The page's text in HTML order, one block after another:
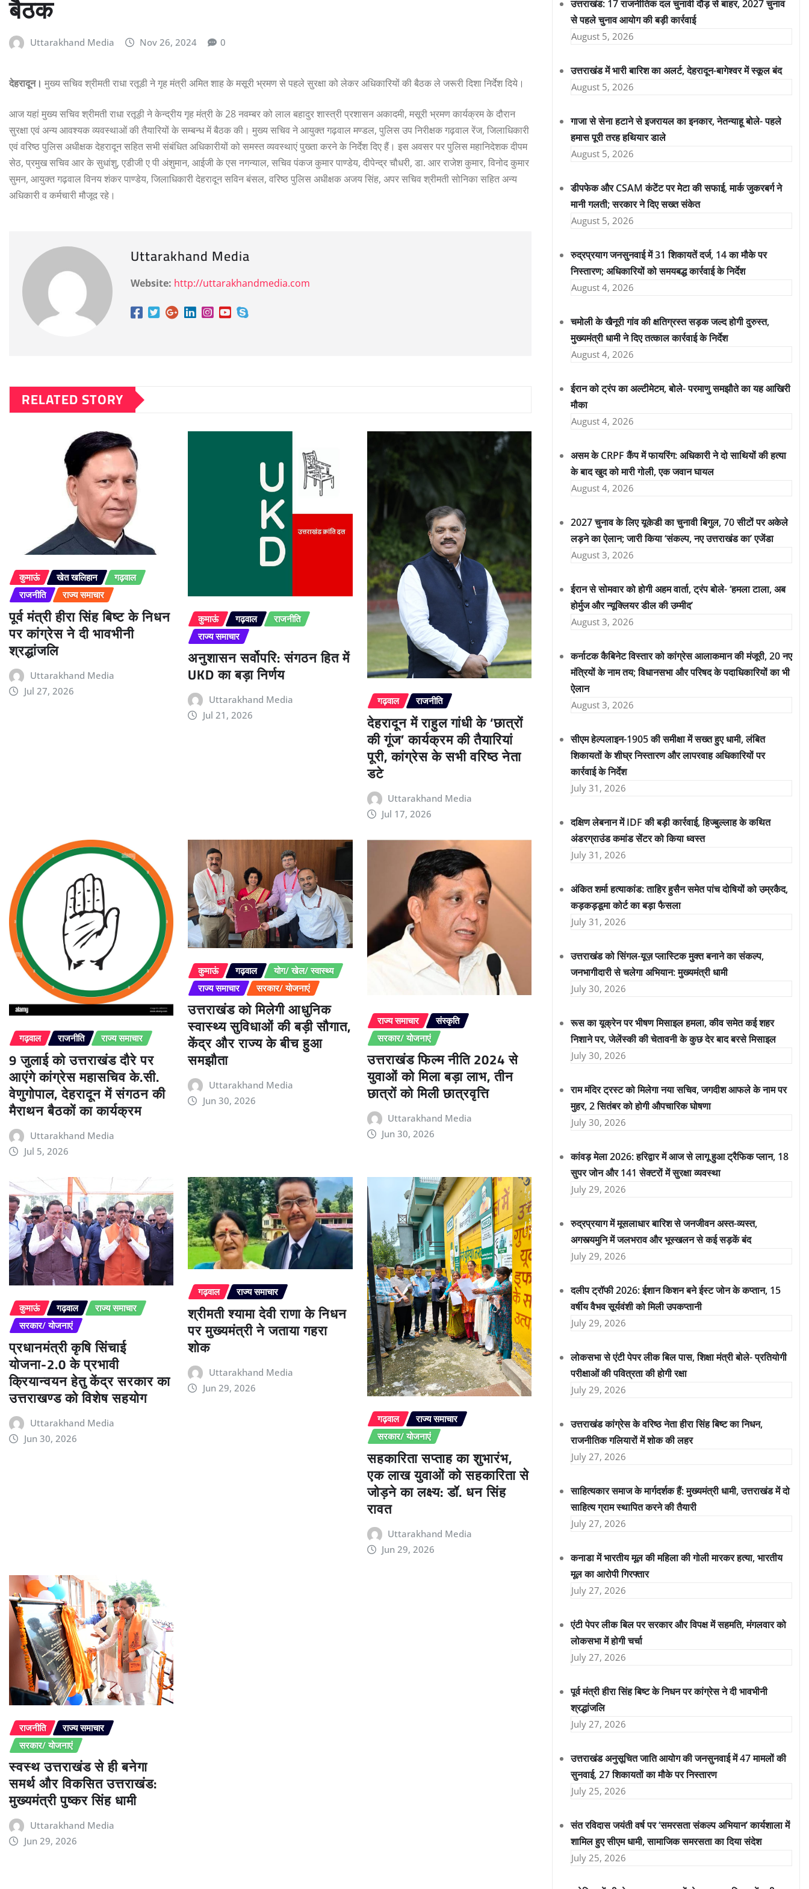
बैठक
Uttarakhand Media Nov 26, 2024 0
देहरादून। मुख्य सचिव श्रीमती राधा रतूडी ने गृह मंत्री अमित शाह के मसूरी भ्रमण से पहले सुरक्षा को लेकर अधिकारियों की बैठक ले जरूरी दिशा निर्देश दिये।
आज यहां मुख्य सचिव श्रीमती राधा रतूड़ी ने केन्द्रीय गृह मंत्री के 28 नवम्बर को लाल बहादुर शास्त्री प्रशासन अकादमी, मसूरी भ्रमण कार्यक्रम के दौरान
सुरक्षा एवं अन्य आवश्यक व्यवस्थाओं की तैयारियों के सम्बन्ध में बैठक की। मुख्य सचिव ने आयुक्त गढ़वाल मण्डल, पुलिस उप निरीक्षक गढ़वाल रेंज, जिलाधिकारी
एवं वरिष्ठ पुलिस अधीक्षक देहरादून सहित सभी संबंधित अधिकारीयों को समस्त व्यवस्थाएं पुख्ता करने के निर्देश दिए हैं। इस अवसर पर पुलिस महानिदेशक दीपम
सेठ, प्रमुख सचिव आर के सुधांशु, एडीजी ए पी अंशुमान, आईजी के एस नगन्याल, सचिव पंकज कुमार पाण्डेय, दीपेन्द्र चौधरी, डा. आर राजेश कुमार, विनोद कुमार
सुमन, आयुक्त गढ़वाल विनय शंकर पाण्डेय, जिलाधिकारी देहरादून सविन बंसल, वरिष्ठ पुलिस अधीक्षक अजय सिंह, अपर सचिव श्रीमती सोनिका सहित अन्य
अधिकारी व कर्मचारी मौजूद रहे।
Uttarakhand Media
Website: http://uttarakhandmedia.com
RELATED STORY
कुमाऊं खेत खलिहान
गढ़वाल
राजनीति
राज्य समाचार
पूर्व मंत्री हीरा सिंह बिष्ट के निधन
पर कांग्रेस ने दी भावभीनी
श्रद्धांजलि
Uttarakhand Media
Jul 27, 2026
कुमाऊं गढ़वाल
राजनीति
राज्य समाचार
अनुशासन सर्वोपरि: संगठन हित में
UKD का बड़ा निर्णय
Uttarakhand Media
Jul 21, 2026
गढ़वाल राजनीति
देहरादून में राहुल गांधी के ‘छात्रों
की गूंज’ कार्यक्रम की तैयारियां
पूरी, कांग्रेस के सभी वरिष्ठ नेता
डटे
Uttarakhand Media
Jul 17, 2026
गढ़वाल राजनीति राज्य समाचार
9 जुलाई को उत्तराखंड दौरे पर
आएंगे कांग्रेस महासचिव के.सी.
वेणुगोपाल, देहरादून में संगठन की
मैराथन बैठकों का कार्यक्रम
Uttarakhand Media
Jul 5, 2026
कुमाऊं गढ़वाल
योग/ खेल/ स्वास्थ्य
राज्य समाचार
सरकार/ योजनाएं
उत्तराखंड को मिलेगी आधुनिक
स्वास्थ्य सुविधाओं की बड़ी सौगात,
केंद्र और राज्य के बीच हुआ
समझौता
Uttarakhand Media
Jun 30, 2026
राज्य समाचार
संस्कृति
सरकार/ योजनाएं
उत्तराखंड फिल्म नीति 2024 से
युवाओं को मिला बड़ा लाभ, तीन
छात्रों को मिली छात्रवृत्ति
Uttarakhand Media
Jun 30, 2026
कुमाऊं गढ़वाल
राज्य समाचार
सरकार/ योजनाएं
प्रधानमंत्री कृषि सिंचाई
योजना-2.0 के प्रभावी
क्रियान्वयन हेतु केंद्र सरकार का
उत्तराखण्ड को विशेष सहयोग
Uttarakhand Media
Jun 30, 2026
गढ़वाल राज्य समाचार
श्रीमती श्यामा देवी राणा के निधन
पर मुख्यमंत्री ने जताया गहरा
शोक
Uttarakhand Media
Jun 29, 2026
गढ़वाल
राज्य समाचार
सरकार/ योजनाएं
सहकारिता सप्ताह का शुभारंभ,
एक लाख युवाओं को सहकारिता से
जोड़ने का लक्ष्य: डॉ. धन सिंह
रावत
Uttarakhand Media
Jun 29, 2026
राजनीति
राज्य समाचार
सरकार/ योजनाएं
स्वस्थ उत्तराखंड से ही बनेगा
समर्थ और विकसित उत्तराखंड:
मुख्यमंत्री पुष्कर सिंह धामी
Uttarakhand Media
Jun 29, 2026
उत्तराखंड: 17 राजनीतिक दल चुनावी दौड़ से बाहर, 2027 चुनाव
से पहले चुनाव आयोग की बड़ी कार्रवाई
August 5, 2026
उत्तराखंड में भारी बारिश का अलर्ट, देहरादून-बागेश्वर में स्कूल बंद
August 5, 2026
गाजा से सेना हटाने से इजरायल का इनकार, नेतन्याहू बोले- पहले
हमास पूरी तरह हथियार डाले
August 5, 2026
डीपफेक और CSAM कंटेंट पर मेटा की सफाई, मार्क जुकरबर्ग ने
मानी गलती; सरकार ने दिए सख्त संकेत
August 5, 2026
रुद्रप्रयाग जनसुनवाई में 31 शिकायतें दर्ज, 14 का मौके पर
निस्तारण; अधिकारियों को समयबद्ध कार्रवाई के निर्देश
August 4, 2026
चमोली के खैनूरी गांव की क्षतिग्रस्त सड़क जल्द होगी दुरुस्त,
मुख्यमंत्री धामी ने दिए तत्काल कार्रवाई के निर्देश
August 4, 2026
ईरान को ट्रंप का अल्टीमेटम, बोले- परमाणु समझौते का यह आखिरी
मौका
August 4, 2026
असम के CRPF कैंप में फायरिंग: अधिकारी ने दो साथियों की हत्या
के बाद खुद को मारी गोली, एक जवान घायल
August 4, 2026
2027 चुनाव के लिए यूकेडी का चुनावी बिगुल, 70 सीटों पर अकेले
लड़ने का ऐलान; जारी किया ‘संकल्प, नए उत्तराखंड का’ एजेंडा
August 3, 2026
ईरान से सोमवार को होगी अहम वार्ता, ट्रंप बोले- ‘हमला टाला, अब
होर्मुज और न्यूक्लियर डील की उम्मीद’
August 3, 2026
कर्नाटक कैबिनेट विस्तार को कांग्रेस आलाकमान की मंजूरी, 20 नए
मंत्रियों के नाम तय; विधानसभा और परिषद के पदाधिकारियों का भी
ऐलान
August 3, 2026
सीएम हेल्पलाइन-1905 की समीक्षा में सख्त हुए धामी, लंबित
शिकायतों के शीघ्र निस्तारण और लापरवाह अधिकारियों पर
कार्रवाई के निर्देश
July 31, 2026
दक्षिण लेबनान में IDF की बड़ी कार्रवाई, हिज्बुल्लाह के कथित
अंडरग्राउंड कमांड सेंटर को किया ध्वस्त
July 31, 2026
अंकित शर्मा हत्याकांड: ताहिर हुसैन समेत पांच दोषियों को उम्रकैद,
कड़कड़डूमा कोर्ट का बड़ा फैसला
July 31, 2026
उत्तराखंड को सिंगल-यूज़ प्लास्टिक मुक्त बनाने का संकल्प,
जनभागीदारी से चलेगा अभियान: मुख्यमंत्री धामी
July 30, 2026
रूस का यूक्रेन पर भीषण मिसाइल हमला, कीव समेत कई शहर
निशाने पर, जेलेंस्की की चेतावनी के कुछ देर बाद बरसे मिसाइल
July 30, 2026
राम मंदिर ट्रस्ट को मिलेगा नया सचिव, जगदीश आफले के नाम पर
मुहर, 2 सितंबर को होगी औपचारिक घोषणा
July 30, 2026
कांवड़ मेला 2026: हरिद्वार में आज से लागू हुआ ट्रैफिक प्लान, 18
सुपर जोन और 141 सेक्टरों में सुरक्षा व्यवस्था
July 29, 2026
रुद्रप्रयाग में मूसलाधार बारिश से जनजीवन अस्त-व्यस्त,
अगस्त्यमुनि में जलभराव और भूस्खलन से कई सड़कें बंद
July 29, 2026
दलीप ट्रॉफी 2026: ईशान किशन बने ईस्ट जोन के कप्तान, 15
वर्षीय वैभव सूर्यवंशी को मिली उपकप्तानी
July 29, 2026
लोकसभा से एंटी पेपर लीक बिल पास, शिक्षा मंत्री बोले- प्रतियोगी
परीक्षाओं की पवित्रता की होगी रक्षा
July 29, 2026
उत्तराखंड कांग्रेस के वरिष्ठ नेता हीरा सिंह बिष्ट का निधन,
राजनीतिक गलियारों में शोक की लहर
July 27, 2026
साहित्यकार समाज के मार्गदर्शक हैं: मुख्यमंत्री धामी, उत्तराखंड में दो
साहित्य ग्राम स्थापित करने की तैयारी
July 27, 2026
कनाडा में भारतीय मूल की महिला की गोली मारकर हत्या, भारतीय
मूल का आरोपी गिरफ्तार
July 27, 2026
एंटी पेपर लीक बिल पर सरकार और विपक्ष में सहमति, मंगलवार को
लोकसभा में होगी चर्चा
July 27, 2026
पूर्व मंत्री हीरा सिंह बिष्ट के निधन पर कांग्रेस ने दी भावभीनी
श्रद्धांजलि
July 27, 2026
उत्तराखंड अनुसूचित जाति आयोग की जनसुनवाई में 47 मामलों की
सुनवाई, 27 शिकायतों का मौके पर निस्तारण
July 25, 2026
संत रविदास जयंती वर्ष पर ‘समरसता संकल्प अभियान’ कार्यशाला में
शामिल हुए सीएम धामी, सामाजिक समरसता का दिया संदेश
July 25, 2026